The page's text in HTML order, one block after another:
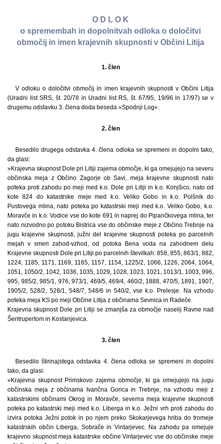
O D L O K
o spremembah in dopolnitvah odloka o določitvi
območij in imen krajevnih skupnosti v Občini Litija
1. člen
V odloku o določitvi območij in imen krajevnih skupnosti v Občini Litija
(Uradni list SRS, št. 20/78 in Uradni list RS, št. 67/95, 19/96 in 17/97) se v
drugemu odstavku 3. člena doda beseda »Spodnji Log«.
2. člen
Besedilo drugega odstavka 4. člena odloka se spremeni in dopolni tako,
da glasi:
»Krajevna skupnost Dole pri Litiji zajema območje, ki ga omejujejo na severu
občinska meja z Občino Zagorje ob Savi, meja krajevne skupnosti nato
poteka proti zahodu po meji med k.o. Dole pri Litiji in k.o. Konjšico, nato od
kote 824 do katastrske meje med k.o. Veliko Gobo in k.o. Polšnik do
Pustovega mlina, nato poteka po katastrski meji med k.o. Veliko Gobo, k.o.
Moravče in k.o. Vodice vse do kote 691 in naprej do Pipančkovega mlina, ter
nato nizvodno po potoku Bistrica vse do občinske meje z Občino Trebnje na
jugu krajevne skupnosti, južni del krajevne skupnosti poteka po parcelnih
mejah v smeri zahod-vzhod, od potoka Bena voda na zahodnem delu
Krajevne skupnosti Dole pri Litiji po parcelnih številkah: 858, 855, 863/1, 882,
1224, 1185, 1171, 1169, 1165, 1157, 1154, 1225/2, 1066, 1226, 2064, 1064,
1051, 1050/2, 1042, 1036, 1035, 1029, 1028, 1023, 1021, 1013/1, 1003, 996,
995, 985/2, 985/1, 976, 973/1, 469/5, 469/4, 460/2, 1888, 470/5, 1891, 1907,
1905/2, 528/2, 528/1, 548/7, 548/6 in 540/2, vse k.o. Prelesje. Na vzhodu
poteka meja KS po meji Občine Litija z občinama Sevnica in Radeče.
Krajevna skupnost Dole pri Litiji se zmanjša za območje naselij Ravne nad
Šentrupertom in Kostanjevica.
3. člen
Besedilo štirinajstega odstavka 4. člena odloka se spremeni in dopolni
tako, da glasi:
»Krajevna skupnost Primskovo zajema območje, ki ga omejujejo na jugu
občinska meja z občinama Ivančna Gorica in Trebnje, na vzhodu meji z
katastrskimi občinami Okrog in Moravče, severna meja krajevne skupnosti
poteka po katastrski meji med k.o. Liberga in k.o. Ježni vrh proti zahodu do
izvira potoka Ježni potok in po njem preko Skokarjevega hriba do tromeje
katastrskih občin Liberga, Sobrače in Vintarjevec. Na zahodu pa omejuje
krajevno skupnost meja katastrske občine Vintarjevec vse do občinske meje